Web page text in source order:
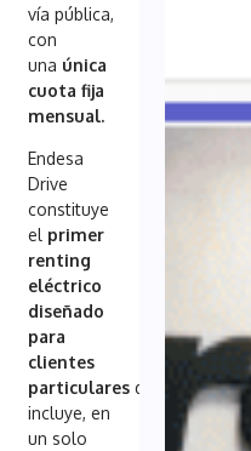
vía pública,
con
una única
cuota fija
mensual.
Endesa
Drive
constituye
el primer
renting
eléctrico
diseñado
para
clientes
particulares que
incluye, en
un solo